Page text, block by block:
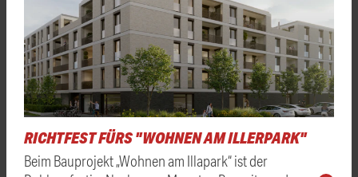
RICHTFEST FÜRS "WOHNEN AM ILLERPARK"
Beim Bauprojekt „Wohnen am Illapark“ ist der